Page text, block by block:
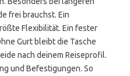
frei brauchst. Ein
Flexibilität. Ein fester
Gurt bleibt die Tasche
nach deinem Reiseprofil.
und Befestigungen. So